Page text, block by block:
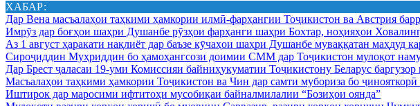
ХАБАР:
Дар Вена масъалаҳои таҳкими ҳамкории илмӣ-фарҳангии Тоҷикистон ва Австрия
Имрӯз дар боғҳои шаҳри Душанбе рӯзҳои фарҳанги шаҳри Бохтар, ноҳияҳои
Аз 1 август ҳаракати нақлиёт дар баъзе кӯчаҳои шаҳри Душанбе муваққатан маҳдуд
Сироҷиддин Муҳриддин бо ҳамоҳангсози доимии СММ дар Тоҷикистон мулоқот
Дар Брест ҷаласаи 19-уми Комиссияи байниҳукуматии Тоҷикистону Беларус баргузор
Масъалаҳои таҳкими ҳамкории Тоҷикистон ва Чин дар самти мубориза бо ҷинояткорӣ
Иштирок дар маросими ифтитоҳи мусобиқаи байналмилалии “Бозиҳои оянда”